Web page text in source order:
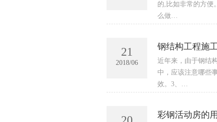
的,比如非常的方便
么做…
21
2018/06
钢结构工程施
近年来，由于钢结
中，应该注意哪些
效。3、…
彩钢活动房的